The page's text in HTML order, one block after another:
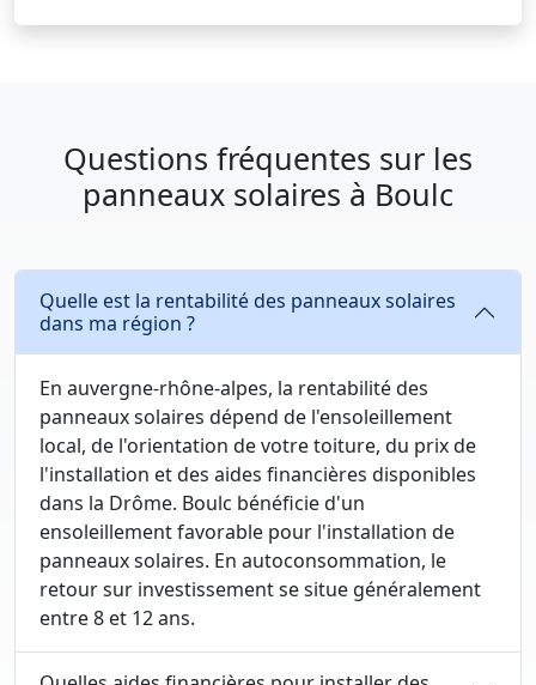
Questions fréquentes sur les
panneaux solaires à Boulc
Quelle est la rentabilité des panneaux solaires
dans ma région ?
En auvergne-rhône-alpes, la rentabilité des
panneaux solaires dépend de l'ensoleillement
local, de l'orientation de votre toiture, du prix de
l'installation et des aides financières disponibles
dans la Drôme. Boulc bénéficie d'un
ensoleillement favorable pour l'installation de
panneaux solaires. En autoconsommation, le
retour sur investissement se situe généralement
entre 8 et 12 ans.